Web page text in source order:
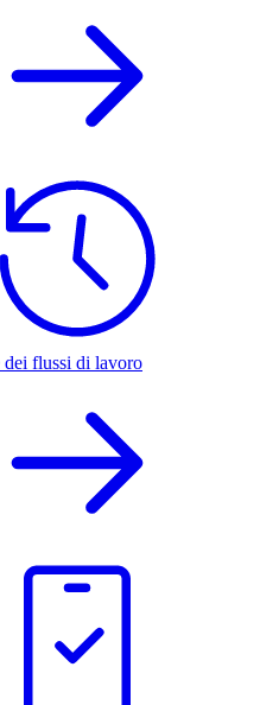
dei flussi di lavoro